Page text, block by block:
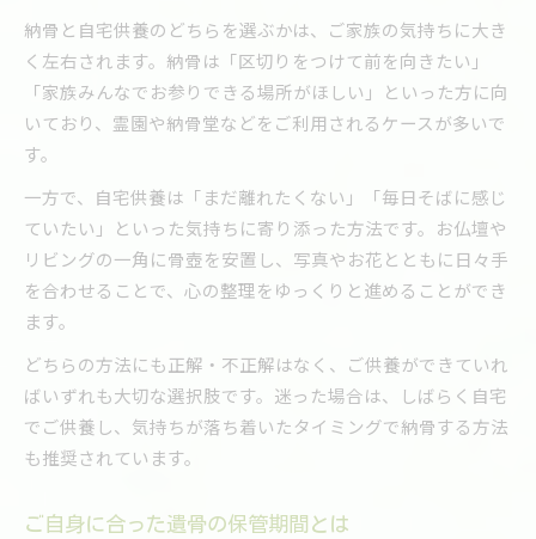
納骨と自宅供養のどちらを選ぶかは、ご家族の気持ちに大き
く左右されます。納骨は「区切りをつけて前を向きたい」
「家族みんなでお参りできる場所がほしい」といった方に向
いており、霊園や納骨堂などをご利用されるケースが多いで
す。
一方で、自宅供養は「まだ離れたくない」「毎日そばに感じ
ていたい」といった気持ちに寄り添った方法です。お仏壇や
リビングの一角に骨壺を安置し、写真やお花とともに日々手
を合わせることで、心の整理をゆっくりと進めることができ
ます。
どちらの方法にも正解・不正解はなく、ご供養ができていれ
ばいずれも大切な選択肢です。迷った場合は、しばらく自宅
でご供養し、気持ちが落ち着いたタイミングで納骨する方法
も推奨されています。
ご自身に合った遺骨の保管期間とは